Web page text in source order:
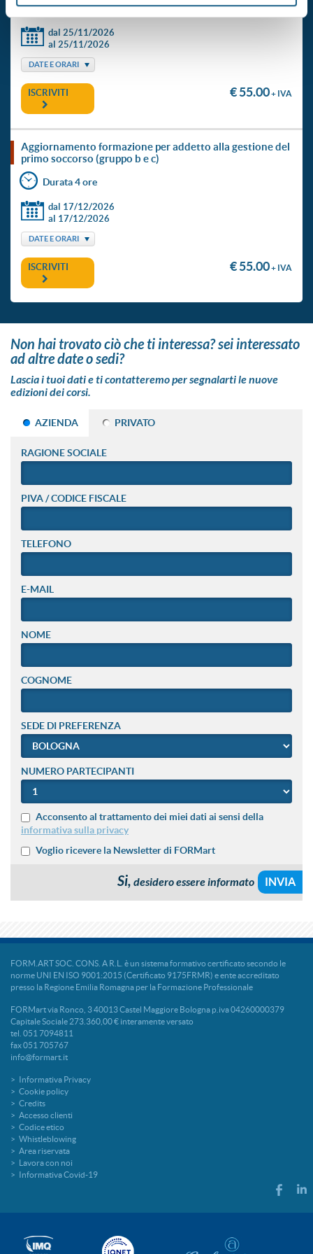
Durata 4 ore
dal 25/11/2026
al 25/11/2026
DATE E ORARI
ISCRIVITI € 55.00+ IVA
aggiornamento formazione per addetto alla gestione del
primo soccorso (gruppo b e c)
Durata 4 ore
dal 17/12/2026
al 17/12/2026
DATE E ORARI
ISCRIVITI € 55.00+ IVA
non hai trovato ciò che ti interessa? sei interessato
ad altre date o sedi?
Lascia i tuoi dati e ti contatteremo per segnalarti le nuove
edizioni dei corsi.
AZIENDA PRIVATO
RAGIONE SOCIALE
PIVA / CODICE FISCALE
TELEFONO
E-MAIL
NOME
COGNOME
SEDE DI PREFERENZA
NUMERO PARTECIPANTI
Acconsento al trattamento dei miei dati ai sensi della
informativa sulla privacy
Voglio ricevere la Newsletter di FORMart
Si, desidero essere informato
FORM.ART SOC. CONS. A R.L. è un sistema formativo certificato secondo le
norme UNI EN ISO 9001:2015 (Certificato 9175FRMR) e ente accreditato
presso la Regione Emilia Romagna per la Formazione Professionale
FORMart via Ronco, 3 40013 Castel Maggiore Bologna p.iva 04260000379
Capitale Sociale 273.360,00 € interamente versato
tel. 051 7094811
fax 051 705767
info@formart.it
Informativa Privacy
Cookie policy
Credits
Accesso clienti
Codice etico
Whistleblowing
Area riservata
Lavora con noi
Informativa Covid-19